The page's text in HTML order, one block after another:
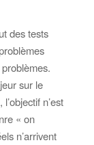
des tests
sur le
n’est
« on
n’arrivent